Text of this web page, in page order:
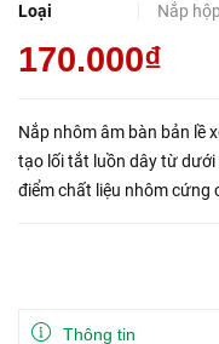
Loại
Nắp
170.000₫
Nắp nhôm âm bàn bản lề
tạo lối tắt luồn dây từ
điểm chất liệu nhôm cứng
Thông tin